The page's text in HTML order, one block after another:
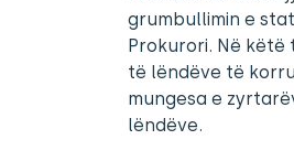
grumbullimin e
Prokurori. Në këtë
të lëndëve të
mungesa e
lëndëve.